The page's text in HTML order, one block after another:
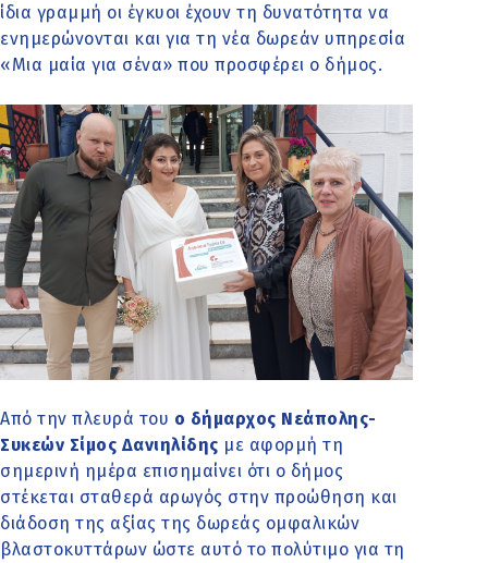
ίδια γραμμή οι έγκυοι έχουν τη δυνατότητα να
ενημερώνονται και για τη νέα δωρεάν υπηρεσία
«Μια μαία για σένα» που προσφέρει ο δήμος.
Από την πλευρά του ο δήμαρχος Νεάπολης-
Συκεών Σίμος Δανιηλίδης με αφορμή τη
σημερινή ημέρα επισημαίνει ότι ο δήμος
στέκεται σταθερά αρωγός στην προώθηση και
διάδοση της αξίας της δωρεάς ομφαλικών
βλαστοκυττάρων ώστε αυτό το πολύτιμο για τη